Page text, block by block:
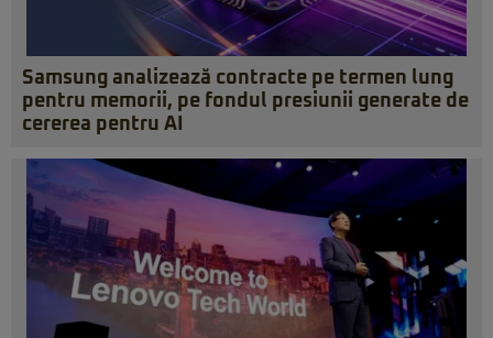
Samsung analizează contracte pe termen lung
pentru memorii, pe fondul presiunii generate de
cererea pentru AI